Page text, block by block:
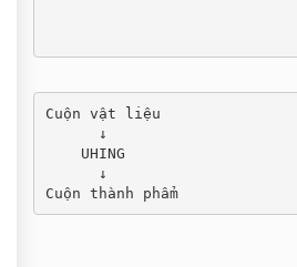
Cuộn vật liệu
Cuộn thành phẩm